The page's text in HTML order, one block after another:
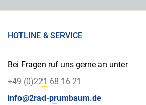
HOTLINE & SERVICE
Bei Fragen ruf uns gerne an unter
+49 (0)221 68 16 21
info@2rad-prumbaum.de